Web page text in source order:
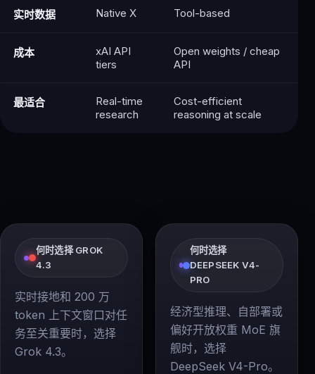
实时数据 Native X Tool-based
成本
xAI API
tiers
Open weights / cheap
API
最适合
Real-time
research
Cost-efficient
reasoning at scale
何时选择 GROK
4.3
实时接地和 200 万
token 上下文窗口对任
务至关重要时，选择
Grok 4.3。
何时选择
DEEPSEEK V4-
PRO
经济型推理、自部署或
偏好开放权重 MoE 旗
舰时，选择
DeepSeek V4-Pro。